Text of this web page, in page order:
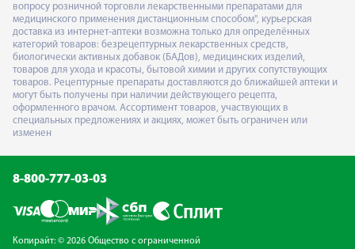
вопросу розничной торговли лекарственными препаратами для
медицинского применения дистанционным способом", курьерская
доставка из интернет-аптеки возможна только для определённых
категорий товаров: безрецептурных лекарственных средств,
биологически активных добавок (БАДов), медицинских изделий,
товаров для ухода и красоты, бытовой химии и других сопутствующих
товаров. Рецептурные препараты доставляются до ближайшей аптеки и
могут быть получены при наличии действующего рецепта,
оформленного врачом. Ассортимент товаров, участвующих в
специальных предложениях и акциях, может быть ограничен или
изменен
8-800-777-03-03
Копирайт: © 2026 Общество с ограниченной